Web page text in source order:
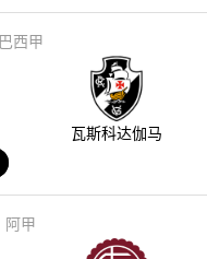
巴西甲
瓦斯科达伽马
阿甲